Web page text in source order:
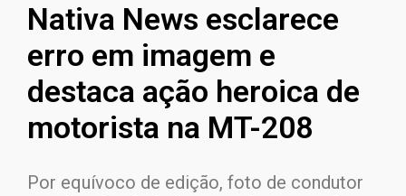
Nativa News esclarece
erro em imagem e
destaca ação heroica de
motorista na MT-208
Por equívoco de edição, foto de condutor